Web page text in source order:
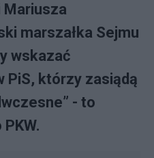
Mariusza
marszałka Sejmu
wskazać
PiS, którzy zasiądą
- to